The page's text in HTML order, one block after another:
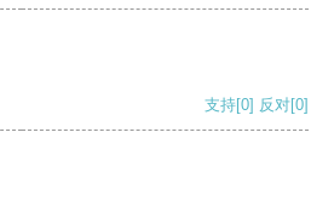
支持[0] 反对[0]